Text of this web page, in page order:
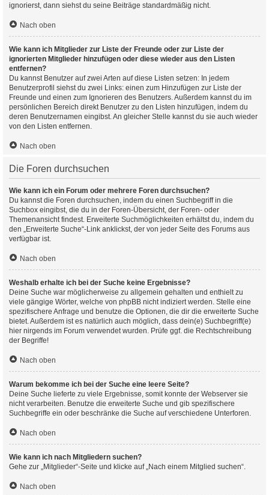
ignorierst, dann siehst du seine Beiträge standardmäßig nicht.
Nach oben
Wie kann ich Mitglieder zur Liste der Freunde oder zur Liste der
ignorierten Mitglieder hinzufügen oder diese wieder aus den Listen
entfernen?
Du kannst Benutzer auf zwei Arten auf diese Listen setzen: In jedem
Benutzerprofil siehst du zwei Links: einen zum Hinzufügen zur Liste der
Freunde und einen zum Ignorieren des Benutzers. Außerdem kannst du im
persönlichen Bereich direkt Benutzer zu den Listen hinzufügen, indem du
deren Benutzernamen eingibst. An gleicher Stelle kannst du sie auch wieder
von den Listen entfernen.
Nach oben
Die Foren durchsuchen
Wie kann ich ein Forum oder mehrere Foren durchsuchen?
Du kannst die Foren durchsuchen, indem du einen Suchbegriff in die
Suchbox eingibst, die du in der Foren-Übersicht, der Foren- oder
Themenansicht findest. Erweiterte Suchmöglichkeiten erhältst du, indem du
den „Erweiterte Suche“-Link anklickst, der von jeder Seite des Forums aus
verfügbar ist.
Nach oben
Weshalb erhalte ich bei der Suche keine Ergebnisse?
Deine Suche war möglicherweise zu allgemein gehalten und enthielt zu
viele gängige Wörter, welche von phpBB nicht indiziert werden. Stelle eine
spezifischere Anfrage und benutze die Optionen, die dir die erweiterte Suche
bietet. Außerdem ist es natürlich auch möglich, dass dein(e) Suchbegriff(e)
hier nirgends im Forum verwendet wurden. Prüfe ggf. die Rechtschreibung
der Begriffe!
Nach oben
Warum bekomme ich bei der Suche eine leere Seite?
Deine Suche lieferte zu viele Ergebnisse, somit konnte der Webserver sie
nicht verarbeiten. Benutze die erweiterte Suche und gib spezifischere
Suchbegriffe ein oder beschränke die Suche auf verschiedene Unterforen.
Nach oben
Wie kann ich nach Mitgliedern suchen?
Gehe zur „Mitglieder“-Seite und klicke auf „Nach einem Mitglied suchen“.
Nach oben